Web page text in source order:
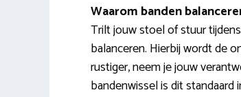
Waarom banden
Trilt jouw stoel of stuur
balanceren. Hierbij wordt de
rustiger, neem je jouw
bandenwissel is dit standaard